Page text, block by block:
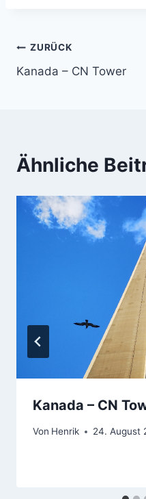
ZURÜCK
Kanada – CN Tower
Ähnliche
Kanada – CN
Von Henrik 24. August